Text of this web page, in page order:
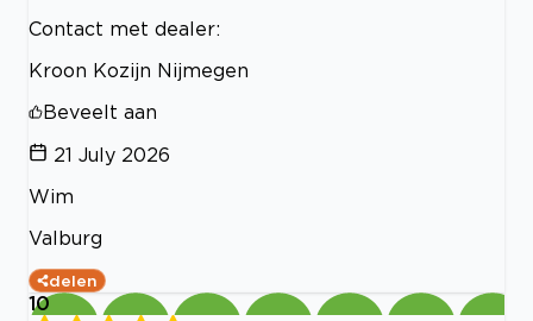
Contact met dealer:
Kroon Kozijn Nijmegen
Beveelt aan
21 July 2026
Wim
Valburg
delen
10